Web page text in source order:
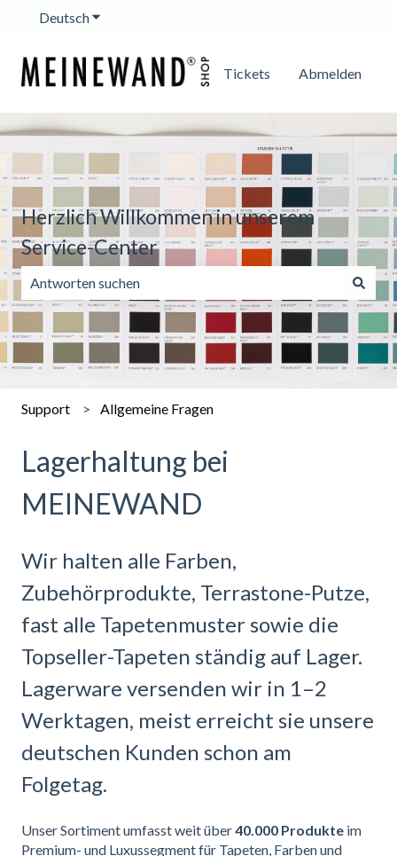
DeutschUntermenü für Übersetzungen anzeigen
Tickets Abmelden
Herzlich Willkommen in unserem
Service-Center
Es gibt keine Vorschläge, da das Suchfeld leer ist.
Support Allgemeine Fragen
Lagerhaltung bei
MEINEWAND
Wir halten alle Farben,
Zubehörprodukte, Terrastone-Putze,
fast alle Tapetenmuster sowie die
Topseller-Tapeten ständig auf Lager.
Lagerware versenden wir in 1–2
Werktagen, meist erreicht sie unsere
deutschen Kunden schon am
Folgetag.
Unser Sortiment umfasst weit über40.000 Produkte im
Premium- und Luxussegment für Tapeten, Farben und